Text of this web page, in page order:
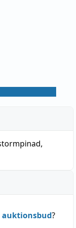
,
auktionsbud?